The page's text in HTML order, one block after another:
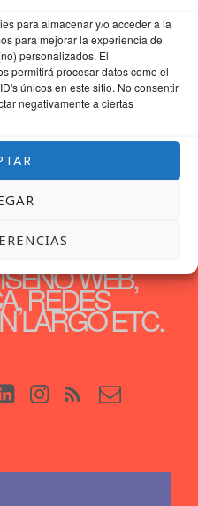
para almacenar y/o acceder a la
para mejorar la experiencia de
personalizados. El
permitirá procesar datos como el
únicos en este sitio. No consentir
negativamente a ciertas
A LA
SERÁ POR
DISEÑO
WEB,
REDES
LARGO ETC.